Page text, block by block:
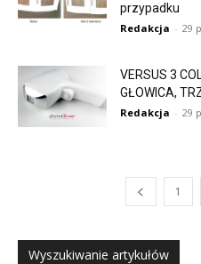
przypadku
Redakcja - 29
VERSUS 3
GŁOWICA,
Redakcja - 29
1
Wyszukiwanie artykułów